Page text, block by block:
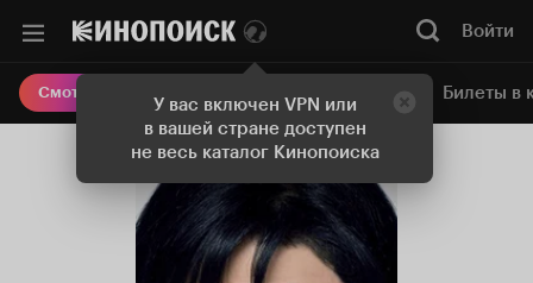
У вас включен VPN или
в вашей стране доступен
не весь каталог Кинопоиска
Войти
Смотреть кино Онлайн-кинотеатр Билеты в